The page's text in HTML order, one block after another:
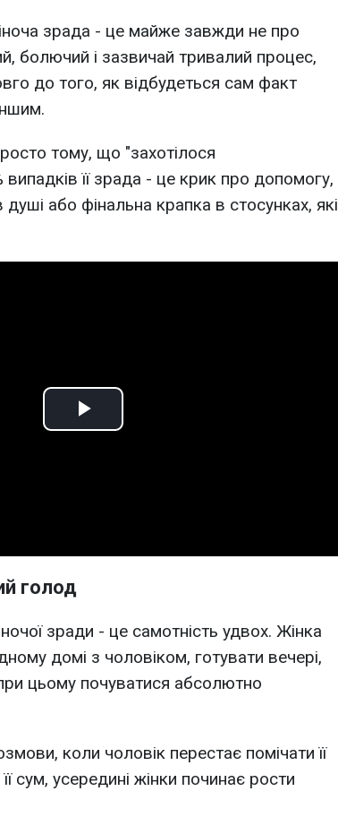
зрада - це майже завжди не про
болючий і зазвичай тривалий процес,
до того, як відбудеться сам факт
тому, що "захотілося
випадків її зрада - це крик про допомогу,
або фінальна крапка в стосунках, які
Play
голод
зради - це самотність удвох. Жінка
домі з чоловіком, готувати вечері,
цьому почуватися абсолютно
коли чоловік перестає помічати її
сум, усередині жінки починає рости